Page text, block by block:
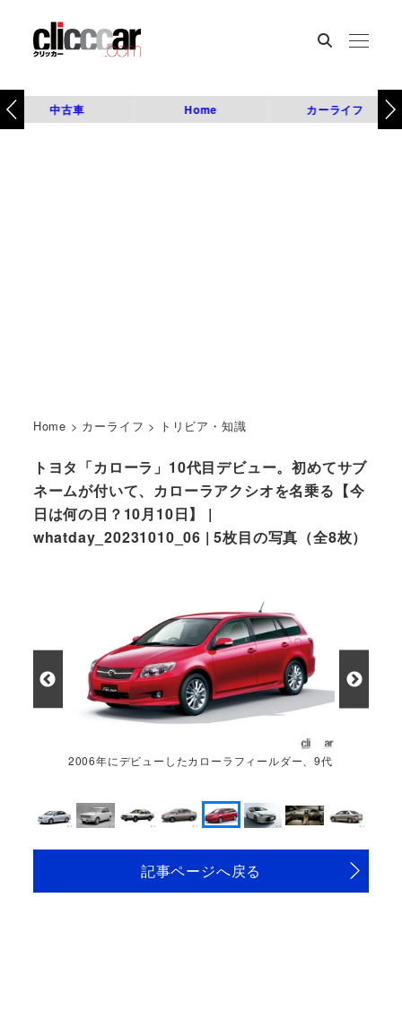
中古車 Home カーライフ
Home > カーライフ > トリビア・知識
トヨタ「カローラ」10代目デビュー。初めてサブ
ネームが付いて、カローラアクシオを名乗る【今
日は何の日？10月10日】 |
whatday_20231010_06 | 5枚目の写真（全8枚）
2006年にデビューしたカローラフィールダー、9代
記事ページへ戻る